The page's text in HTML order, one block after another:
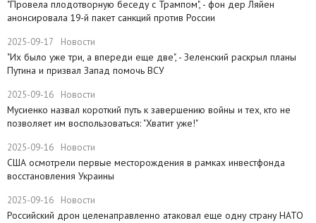
​"Провела плодотворную беседу с Трампом", - фон дер Ляйен
анонсировала 19-й пакет санкций против России
2025-09-17 Новости
​"Их было уже три, а впереди еще две", - Зеленский раскрыл планы
Путина и призвал Запад помочь ВСУ
2025-09-16 Новости
Мусиенко назвал короткий путь к завершению войны и тех, кто не
позволяет им воспользоваться: "Хватит уже!"
2025-09-16 Новости
США осмотрели первые месторождения в рамках инвестфонда
восстановления Украины
2025-09-16 Новости
Российский дрон целенаправленно атаковал еще одну страну НАТО